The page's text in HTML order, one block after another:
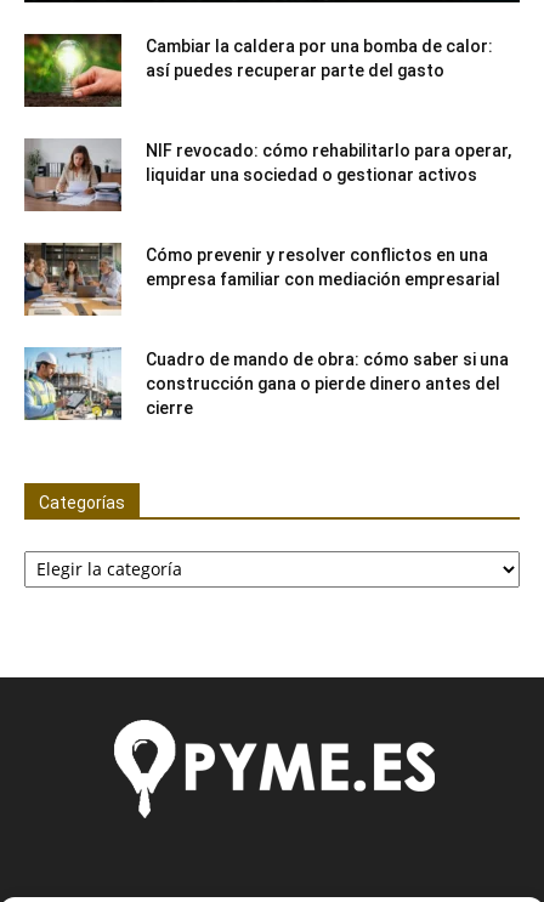
Cambiar la caldera por una bomba de calor:
así puedes recuperar parte del gasto
NIF revocado: cómo rehabilitarlo para operar,
liquidar una sociedad o gestionar activos
Cómo prevenir y resolver conflictos en una
empresa familiar con mediación empresarial
Cuadro de mando de obra: cómo saber si una
construcción gana o pierde dinero antes del
cierre
Categorías
Categorías